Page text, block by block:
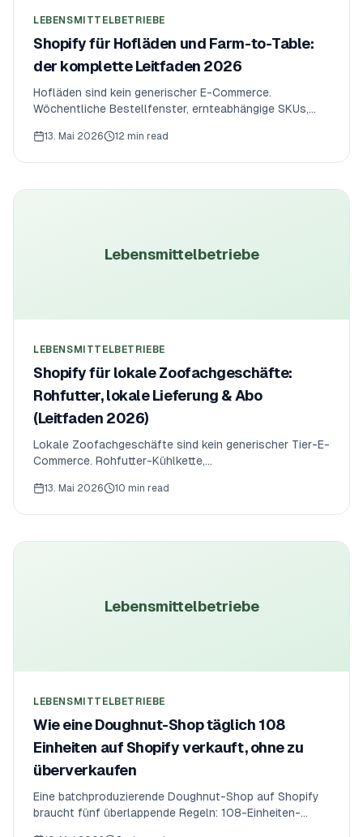
LEBENSMITTELBETRIEBE
Shopify für Hofläden und Farm-to-Table:
der komplette Leitfaden 2026
Hofläden sind kein generischer E-Commerce.
Wöchentliche Bestellfenster, ernteabhängige SKUs,
Solawi müssen alle zusammen funktionieren. Hier ist
13. Mai 2026 12 min read
Lebensmittelbetriebe
LEBENSMITTELBETRIEBE
Shopify für lokale Zoofachgeschäfte:
Rohfutter, lokale Lieferung & Abo
(Leitfaden 2026)
Lokale Zoofachgeschäfte sind kein generischer Tier-E-
Commerce. Rohfutter-Kühlkette,
Abos und Same-Day-Lokal-Lieferung müssen alle
Regeln, der App-Stack und worin es sich von den
13. Mai 2026 10 min read
Lebensmittelbetriebe
LEBENSMITTELBETRIEBE
Wie eine Doughnut-Shop täglich 108
Einheiten auf Shopify verkauft, ohne zu
überverkaufen
Eine batchproduzierende Doughnut-Shop auf Shopify
braucht fünf überlappende Regeln: 108-Einheiten-